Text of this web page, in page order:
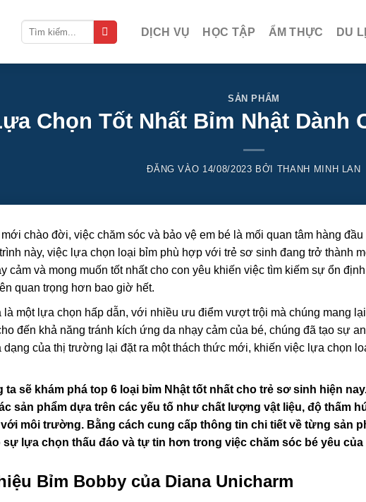
DỊCH VỤ HỌC TẬP ẨM THỰC DU
SẢN PHẨM
Chọn Tốt Nhất Bỉm Nhật Dành
ĐĂNG VÀO 14/08/2023 BỞI THANH MINH LAN
chào đời, việc chăm sóc và bảo vệ em bé là mối quan tâm hàng
này, việc lựa chọn loại bỉm phù hợp với trẻ sơ sinh đang trở thành
và mong muốn tốt nhất cho con yêu khiến việc tìm kiếm sự ổn
quan trọng hơn bao giờ hết.
là một lựa chọn hấp dẫn, với nhiều ưu điểm vượt trội mà chúng mang
đến khả năng tránh kích ứng da nhạy cảm của bé, chúng đã tạo sự
dạng của thị trường lại đặt ra một thách thức mới, khiến việc lựa chọn
sẽ khám phá top 6 loại bỉm Nhật tốt nhất cho trẻ sơ sinh hiện
sản phẩm dựa trên các yếu tố như chất lượng vật liệu, độ thấm
môi trường. Bằng cách cung cấp thông tin chi tiết về từng sản
lựa chọn thấu đáo và tự tin hơn trong việc chăm sóc bé yêu của
Bỉm Bobby của Diana Unicharm